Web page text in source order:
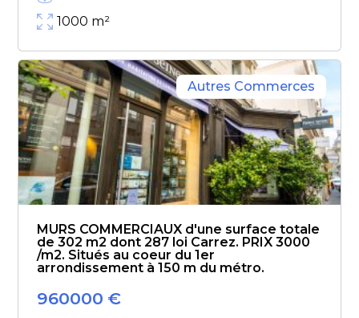
1000 m²
Autres Commerces
MURS COMMERCIAUX d'une surface totale
de 302 m2 dont 287 loi Carrez. PRIX 3000
/m2. Situés au coeur du 1er
arrondissement à 150 m du métro.
960000 €